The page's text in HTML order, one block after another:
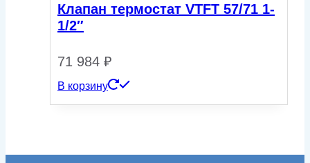
Клапан термостат VTFT 57/71 1-
1/2″
71 984 ₽
В корзину